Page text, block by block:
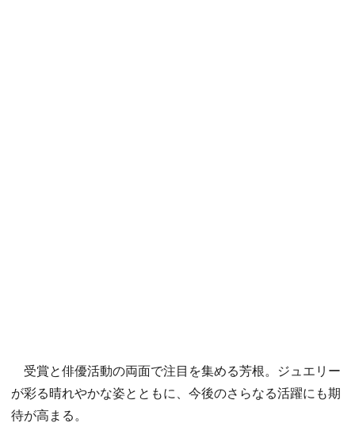
受賞と俳優活動の両面で注目を集める芳根。ジュエリー
が彩る晴れやかな姿とともに、今後のさらなる活躍にも期
待が高まる。